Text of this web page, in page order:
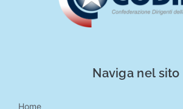
Naviga nel sito
Home